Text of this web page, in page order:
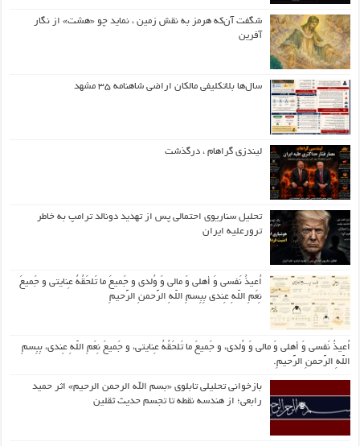
شگفت آن‌که هرمز به نقش زمین ، نماید چو «هشت» از نگار
آفرین
سال‌ها بلاتکلیفی مالکان اراضی شاهنامه ۳۵ مشهد
لیندزی گراهام ، درگذشت
تحلیل سناریوی احتمالی پس از تهدید دونالد ترامپ به خاطر
ترورعلیه ایران
اُعیذُ نَفسی وَ أهلی وَ مالی وَ وُلدی و جَمیعَ ما تَلحَقُهُ عِنایتی و جَمیعَ
نِعَمِ اللّهِ عِندی بِبِسمِ اللّهِ الرَّحمنِ الرَّحیمِ
اُعیذُ نَفسی وَ أهلی وَ مالی وَ وُلدی، و جَمیعَ ما تَلحَقُهُ عِنایتی، و جَمیعَ نِعَمِ اللّهِ عِندی، بِبِسمِ
اللّهِ الرَّحمنِ الرَّحیمِ.
بازخوانی تحلیلی تابلوی «بسم الله الرحمن الرحیم» اثر حمید
رابعی؛ از هندسه نقطه تا تجسم حدیث ثقلین